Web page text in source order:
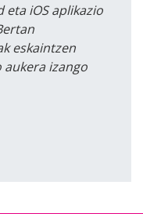
eta iOS aplikazio
eskaintzen
izango